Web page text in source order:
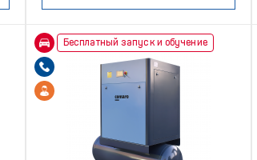
Бесплатный запуск и обучение